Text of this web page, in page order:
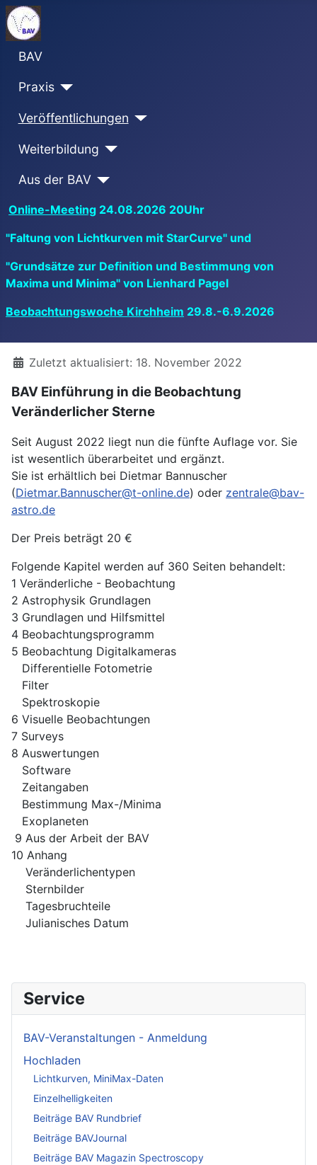
BAV
Praxis
Veröffentlichungen
Weiterbildung
Aus der BAV
Online-Meeting 24.08.2026 20Uhr
"Faltung von Lichtkurven mit StarCurve" und
"Grundsätze zur Definition und Bestimmung von
Maxima und Minima" von Lienhard Pagel
Beobachtungswoche Kirchheim 29.8.-6.9.2026
DetailsZuletzt aktualisiert: 18. November 2022
BAV Einführung in die Beobachtung
Veränderlicher Sterne
Seit August 2022 liegt nun die fünfte Auflage vor. Sie
ist wesentlich überarbeitet und ergänzt.
Sie ist erhältlich bei Dietmar Bannuscher
(Dietmar.Bannuscher@t-online.de) oder zentrale@bav-
astro.de
Der Preis beträgt 20 €
Folgende Kapitel werden auf 360 Seiten behandelt:
1 Veränderliche - Beobachtung
2 Astrophysik Grundlagen
3 Grundlagen und Hilfsmittel
4 Beobachtungsprogramm
5 Beobachtung Digitalkameras
Differentielle Fotometrie
Filter
Spektroskopie
6 Visuelle Beobachtungen
7 Surveys
8 Auswertungen
Software
Zeitangaben
Bestimmung Max-/Minima
Exoplaneten
9 Aus der Arbeit der BAV
10 Anhang
Veränderlichentypen
Sternbilder
Tagesbruchteile
Julianisches Datum
Service
BAV-Veranstaltungen - Anmeldung
Hochladen
Lichtkurven, MiniMax-Daten
Einzelhelligkeiten
Beiträge BAV Rundbrief
Beiträge BAVJournal
Beiträge BAV Magazin Spectroscopy